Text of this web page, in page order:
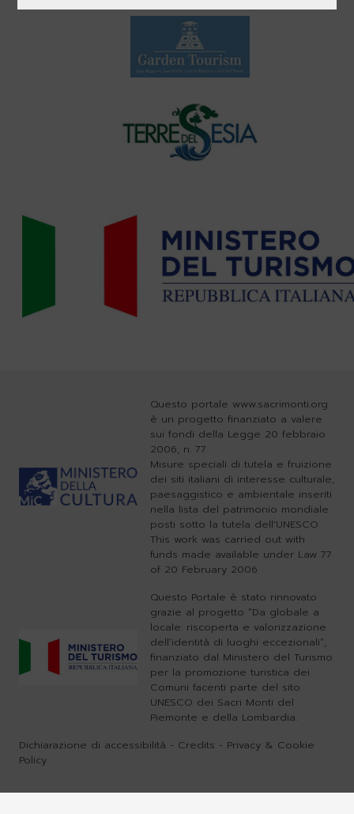
Questo portale www.sacrimonti.org
è un progetto finanziato a valere
sui fondi della Legge 20 febbraio
2006, n. 77
Misure speciali di tutela e fruizione
dei siti italiani di interesse culturale,
paesaggistico e ambientale inseriti
nella lista del patrimonio mondiale
posti sotto la tutela dell'UNESCO
This work was carried out with
funds made available under Law 77
of 20 February 2006
Questo Portale è stato rinnovato
grazie al progetto “Da globale a
locale: riscoperta e valorizzazione
dell’identità di luoghi eccezionali”,
finanziato dal Ministero del Turismo
per la promozione turistica dei
Comuni facenti parte del sito
UNESCO dei Sacri Monti del
Piemonte e della Lombardia.
Dichiarazione di accessibilità - Credits - Privacy & Cookie
Policy